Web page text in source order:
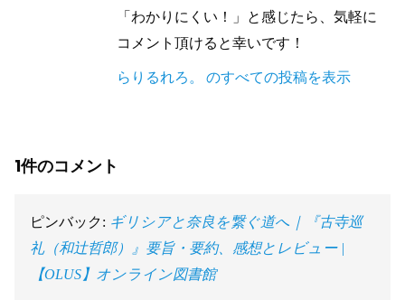
「わかりにくい！」と感じたら、気軽に
コメント頂けると幸いです！
らりるれろ。 のすべての投稿を表示
1件のコメント
ピンバック: ギリシアと奈良を繋ぐ道へ｜『古寺巡
礼（和辻哲郎）』要旨・要約、感想とレビュー |
【OLUS】オンライン図書館